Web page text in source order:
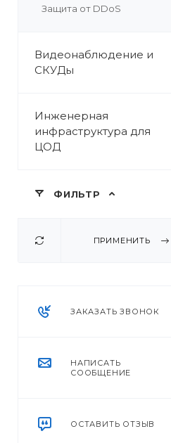
Защита от DDoS
Видеонаблюдение и
СКУДы
Инженерная
инфраструктура для
ЦОД
ФИЛЬТР
ПРИМЕНИТЬ
ЗАКАЗАТЬ ЗВОНОК
НАПИСАТЬ
СООБЩЕНИЕ
ОСТАВИТЬ ОТЗЫВ